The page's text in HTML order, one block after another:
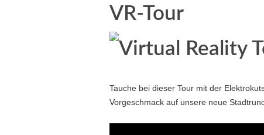
VR-Tour
Tauche bei dieser Tour mit der
Vorgeschmack auf unsere neue